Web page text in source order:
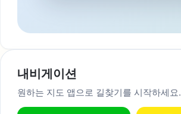
내비게이션
원하는 지도 앱으로 길찾기를 시작하세요.